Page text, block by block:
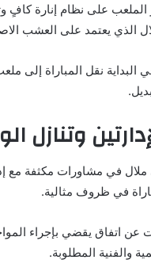
الملعب على نظام إنارة كافٍ
الذي يعتمد على العشب
البداية نقل المباراة إلى
وتنازل
في مشاورات مكثفة مع
في ظروف مثالية.
اتفاق يقضي بإجراء
والفنية المطلوبة.